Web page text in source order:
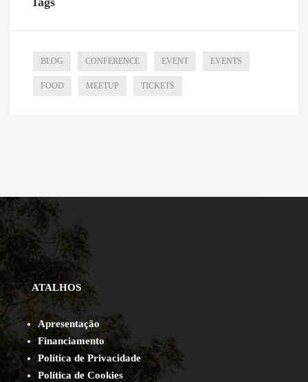
BLOG CONFERENCE EVENT EVENTS
FOOD MEETUP TICKETS
ATALHOS
Apresentação
Financiamento
Política de Privacidade
Política de Cookies